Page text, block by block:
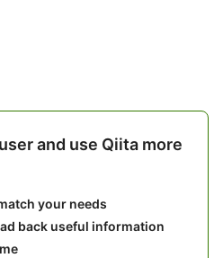
and use Qiita more
your needs
back useful information